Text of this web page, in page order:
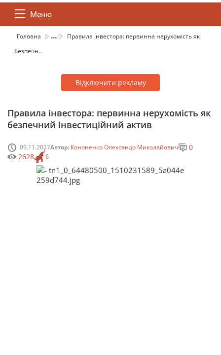
Меню
Головна ...
Правила інвестора: первинна нерухомість як
безпечн...
Відключити рекламу
Правила інвестора: первинна нерухомість як
безпечний інвестиційний актив
09.11.2017Автор: Кононенко Олександр Миколайович
6
0
2628